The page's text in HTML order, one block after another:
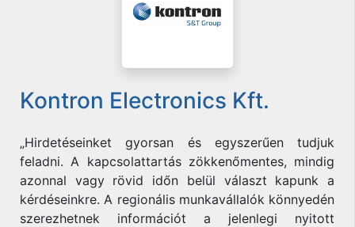
Kontron Electronics Kft.
„Hirdetéseinket gyorsan és egyszerűen tudjuk
feladni. A kapcsolattartás zökkenőmentes, mindig
azonnal vagy rövid időn belül választ kapunk a
kérdéseinkre. A regionális munkavállalók könnyedén
szerezhetnek információt a jelenlegi nyitott